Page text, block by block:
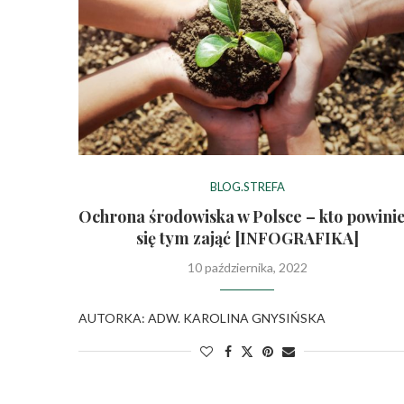
BLOG.STREFA
Ochrona środowiska w Polsce – kto
się tym zająć [INFOGRAFIKA]
10 października, 2022
AUTORKA: ADW. KAROLINA GNYSIŃSKA